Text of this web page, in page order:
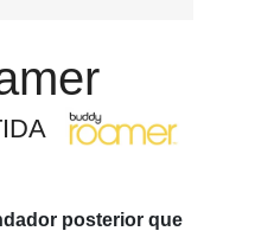
posterior que